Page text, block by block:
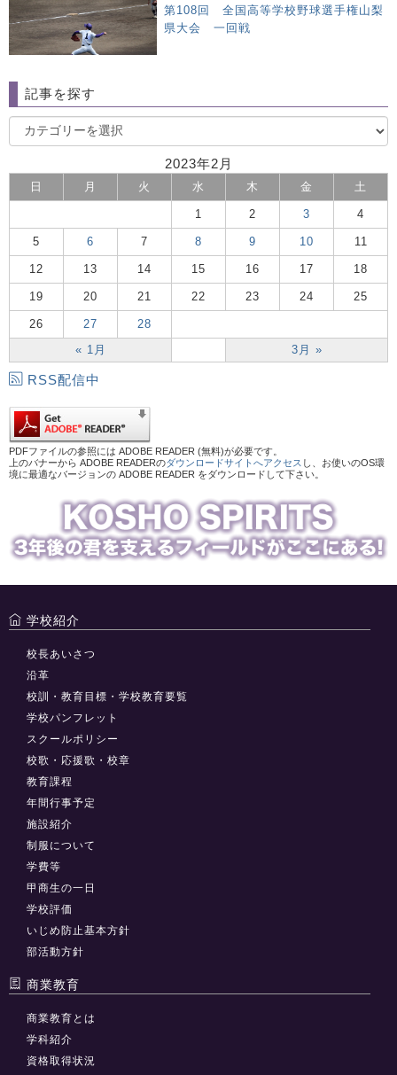
第108回 全国高等学校野球選手権山梨
県大会 一回戦
記事を探す
2023年2月
日 月 火 水 木 金 土
« 1月 3月 »
1 2 3 4
5 6 7 8 9 10 11
12 13 14 15 16 17 18
19 20 21 22 23 24 25
26 27 28
RSS配信中
PDFファイルの参照には ADOBE READER (無料)が必要です。
上のバナーから ADOBE READERのダウンロードサイトへアクセス し、お使いのOS環
境に最適なバージョンの ADOBE READER をダウンロードして下さい。
学校紹介
校長あいさつ
沿革
校訓・教育目標・学校教育要覧
学校パンフレット
スクールポリシー
校歌・応援歌・校章
教育課程
年間行事予定
施設紹介
制服について
学費等
甲商生の一日
学校評価
いじめ防止基本方針
部活動方針
商業教育
商業教育とは
学科紹介
資格取得状況